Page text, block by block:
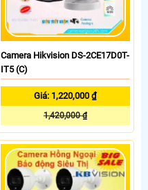
Camera Hikvision DS-2CE17D0T-
IT5 (C)
Giá: 1,220,000 ₫
1,420,000 ₫